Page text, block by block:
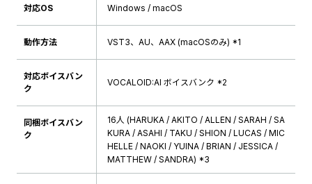
対応OS Windows / macOS
動作方法 VST3、AU、AAX (macOSのみ) *1
対応ボイスバン
ク
VOCALOID:AI ボイスバンク *2
同梱ボイスバン
ク
16人 (HARUKA / AKITO / ALLEN / SARAH / SA
KURA / ASAHI / TAKU / SHION / LUCAS / MIC
HELLE / NAOKI / YUINA / BRIAN / JESSICA /
MATTHEW / SANDRA) *3